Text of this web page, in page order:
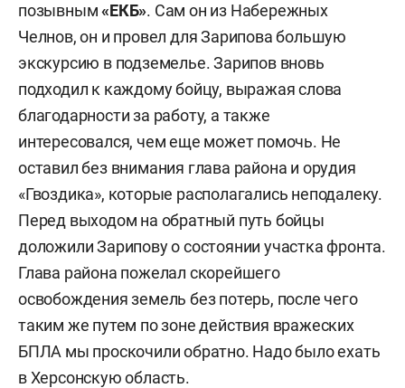
позывным«ЕКБ». Сам он из Набережных
Челнов, он и провел для Зарипова большую
экскурсию в подземелье. Зарипов вновь
подходил к каждому бойцу, выражая слова
благодарности за работу, а также
интересовался, чем еще может помочь. Не
оставил без внимания глава района и орудия
«Гвоздика», которые располагались неподалеку.
Перед выходом на обратный путь бойцы
доложили Зарипову о состоянии участка фронта.
Глава района пожелал скорейшего
освобождения земель без потерь, после чего
таким же путем по зоне действия вражеских
БПЛА мы проскочили обратно. Надо было ехать
в Херсонскую область.